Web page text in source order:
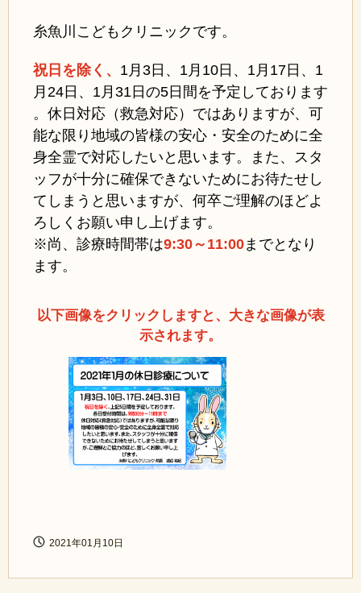
糸魚川こどもクリニックです。
祝日を除く、 1月3日、1月10日、1月17日、1
月24日、1月31日の5日間を予定しております
。休日対応（救急対応）ではありますが、可
能な限り地域の皆様の安心・安全のために全
身全霊で対応したいと思います。また、スタ
ッフが十分に確保できないためにお待たせし
てしまうと思いますが、何卒ご理解のほどよ
ろしくお願い申し上げます。
※尚、診療時間帯は9:30～11:00までとなり
ます。
以下画像をクリックしますと、大きな画像が表
示されます。
2021年01月10日